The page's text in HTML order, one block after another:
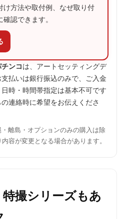
け方法や取付例、なぜ取り付
認できます。
ンコは、アートセッティングデ
払いは銀行振込のみで、ご入金
時・時間帯指定は基本不可です
連絡時に希望をお伝えくださ
離島・オプションのみの購入は除
容が変更となる場合があります。
撮シリーズもあ